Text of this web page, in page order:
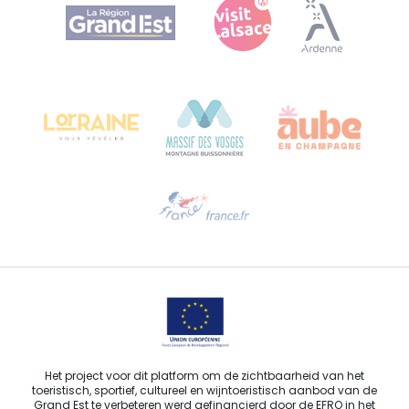
Agence Régionale du Tourisme Grand Est
Bureau de Colmar (hoofdkantoor)
Stuur ons een e-mail
Het project voor dit platform om de zichtbaarheid van het
toeristisch, sportief, cultureel en wijntoeristisch aanbod van de